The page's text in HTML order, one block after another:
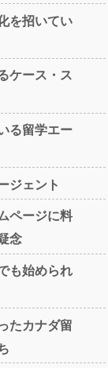
を招いてい
ケース・ス
る留学エー
ジェント
ページに料
念
も始められ
たカナダ留